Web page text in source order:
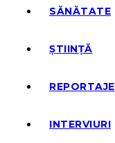
SĂNĂTATE
ȘTIINȚĂ
REPORTAJE
INTERVIURI